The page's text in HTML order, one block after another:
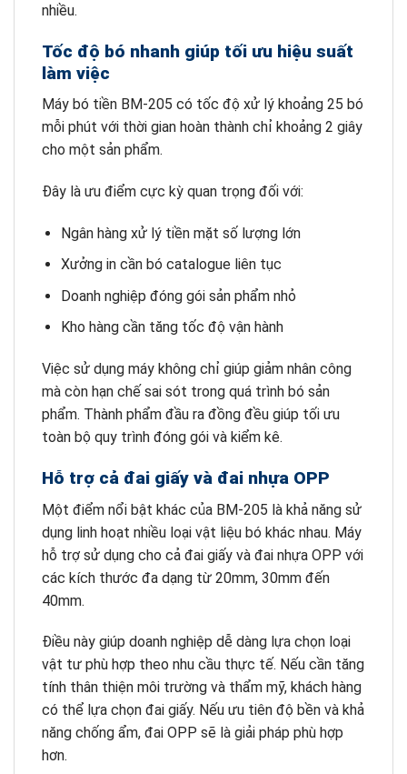
nhiều.
Tốc độ bó nhanh giúp tối ưu hiệu suất
làm việc
Máy bó tiền BM-205 có tốc độ xử lý khoảng 25 bó
mỗi phút với thời gian hoàn thành chỉ khoảng 2 giây
cho một sản phẩm.
Đây là ưu điểm cực kỳ quan trọng đối với:
Ngân hàng xử lý tiền mặt số lượng lớn
Xưởng in cần bó catalogue liên tục
Doanh nghiệp đóng gói sản phẩm nhỏ
Kho hàng cần tăng tốc độ vận hành
Việc sử dụng máy không chỉ giúp giảm nhân công
mà còn hạn chế sai sót trong quá trình bó sản
phẩm. Thành phẩm đầu ra đồng đều giúp tối ưu
toàn bộ quy trình đóng gói và kiểm kê.
Hỗ trợ cả đai giấy và đai nhựa OPP
Một điểm nổi bật khác của BM-205 là khả năng sử
dụng linh hoạt nhiều loại vật liệu bó khác nhau. Máy
hỗ trợ sử dụng cho cả đai giấy và đai nhựa OPP với
các kích thước đa dạng từ 20mm, 30mm đến
40mm.
Điều này giúp doanh nghiệp dễ dàng lựa chọn loại
vật tư phù hợp theo nhu cầu thực tế. Nếu cần tăng
tính thân thiện môi trường và thẩm mỹ, khách hàng
có thể lựa chọn đai giấy. Nếu ưu tiên độ bền và khả
năng chống ẩm, đai OPP sẽ là giải pháp phù hợp
hơn.